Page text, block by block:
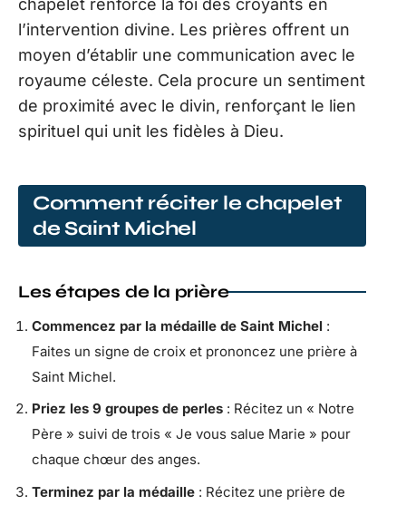
chapelet renforce la foi des croyants en
l’intervention divine. Les prières offrent un
moyen d’établir une communication avec le
royaume céleste. Cela procure un sentiment
de proximité avec le divin, renforçant le lien
spirituel qui unit les fidèles à Dieu.
Comment réciter le chapelet
de Saint Michel
Les étapes de la prière
Commencez par la médaille de Saint Michel :
Faites un signe de croix et prononcez une prière à
Saint Michel.
Priez les 9 groupes de perles : Récitez un « Notre
Père » suivi de trois « Je vous salue Marie » pour
chaque chœur des anges.
Terminez par la médaille : Récitez une prière de